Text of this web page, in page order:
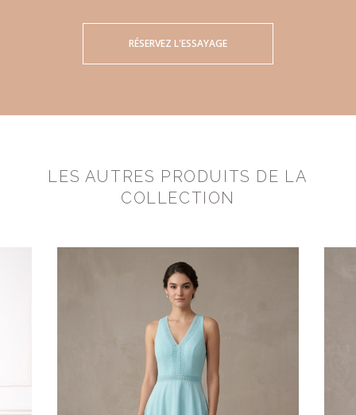
RÉSERVEZ L'ESSAYAGE
LES AUTRES PRODUITS DE LA
COLLECTION